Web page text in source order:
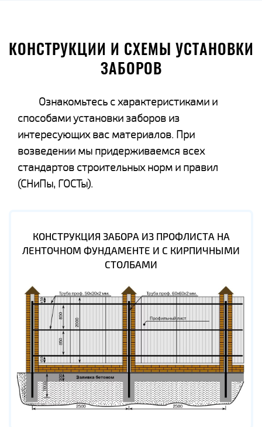
КОНСТРУКЦИИ И СХЕМЫ УСТАНОВКИ
ЗАБОРОВ
Ознакомьтесь с характеристиками и
способами установки заборов из
интересующих вас материалов. При
возведении мы придерживаемся всех
стандартов строительных норм и правил
(СНиПы, ГОСТы).
КОНСТРУКЦИЯ ЗАБОРА ИЗ ПРОФЛИСТА НА
ЛЕНТОЧНОМ ФУНДАМЕНТЕ И С КИРПИЧНЫМИ
СТОЛБАМИ